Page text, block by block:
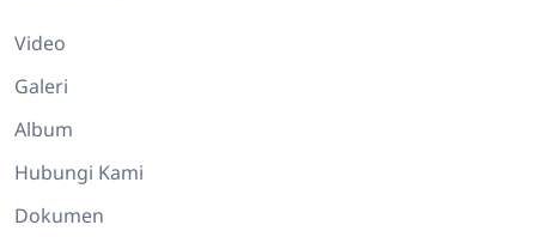
Video
Galeri
Album
Hubungi Kami
Dokumen